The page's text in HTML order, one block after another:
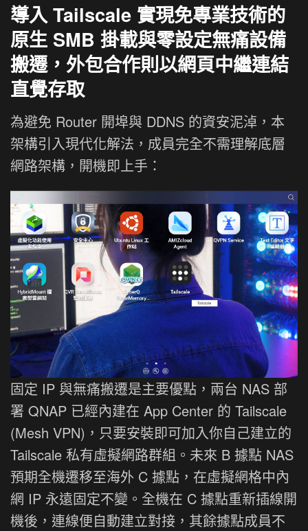
導入 Tailscale 實現免專業技術的
原生 SMB 掛載與零設定無痛設備
搬遷，外包合作則以網頁中繼連結
直覺存取
為避免 Router 開埠與 DDNS 的資安泥淖，本
架構引入現代化解法，成員完全不需理解底層
網路架構，開機即上手：
固定 IP 與無痛搬遷是主要優點，兩台 NAS 部
署 QNAP 已經內建在 App Center 的 Tailscale
(Mesh VPN)，只要安裝即可加入你自己建立的
Tailscale 私有虛擬網路群組。未來 B 據點 NAS
預期全機遷移至海外 C 據點，在虛擬網格中內
網 IP 永遠固定不變。全機在 C 據點重新插線開
機後，連線便自動建立對接，其餘據點成員不